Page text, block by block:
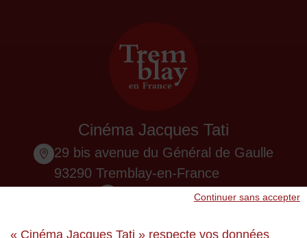
« Cinéma Jacques Tati » respecte vos données
Continuer sans accepter
Cinéma Jacques Tati
29 bis avenue du Général de Gaulle
93290 Tremblay-en-France
01 48 61 87 55